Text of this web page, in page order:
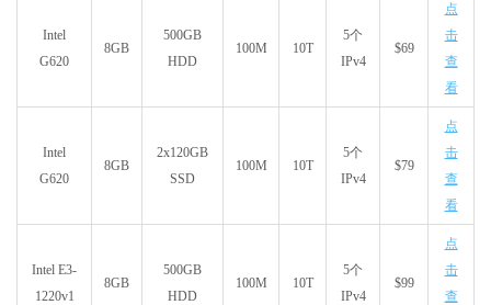
Intel
G620
8GB
500GB
HDD
100M 10T
5个
IPv4
$69
点
击
查
看
Intel
G620
8GB
2x120GB
SSD
100M 10T
5个
IPv4
$79
点
击
查
看
Intel E3-
1220v1
8GB
500GB
HDD
100M 10T
5个
IPv4
$99
点
击
查